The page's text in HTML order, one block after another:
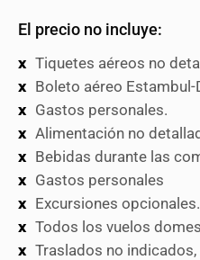
El precio no incluye:
Tiquetes aéreos no
Boleto aéreo Estambul-
Gastos personales.
Alimentación no
Bebidas durante las
Gastos personales
Excursiones opcionales.
Todos los vuelos
Traslados no